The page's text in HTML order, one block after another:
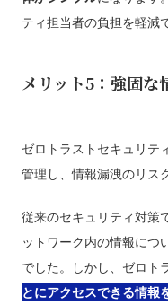
ティ担当者の負担を軽減
メリット5：強固な
ゼロトラストセキュリテ
管理し、情報漏洩のリス
従来のセキュリティ対策
ットワーク内の情報につ
でした。しかし、ゼロト
とにアクセスできる情報